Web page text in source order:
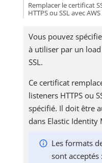
Remplacer le certificat
HTTPS ou SSL avec AWS
Vous pouvez
à utiliser par un
SSL.
Ce certificat
listeners HTTPS ou
spécifié. Il doit être
dans Elastic Identity
Les formats
sont acceptés